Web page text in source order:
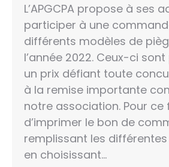
L’APGCPA propose à ses
participer à une
différents modèles de
l’année 2022. Ceux-ci
un prix défiant toute
à la remise importante
notre association. Pour ce
d’imprimer le bon de
remplissant les
en choisissant…